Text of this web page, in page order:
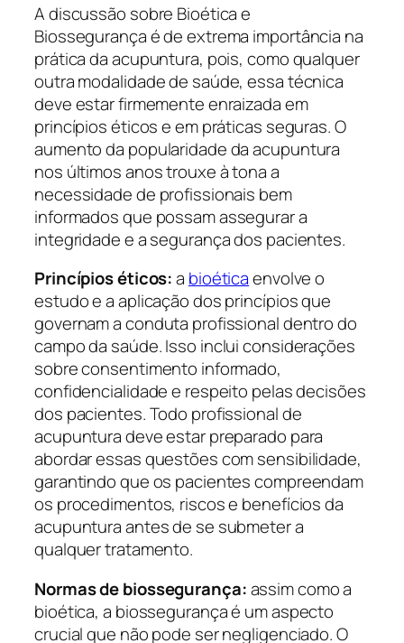
A discussão sobre Bioética e
Biossegurança é de extrema importância na
prática da acupuntura, pois, como qualquer
outra modalidade de saúde, essa técnica
deve estar firmemente enraizada em
princípios éticos e em práticas seguras. O
aumento da popularidade da acupuntura
nos últimos anos trouxe à tona a
necessidade de profissionais bem
informados que possam assegurar a
integridade e a segurança dos pacientes.
Princípios éticos:a bioéticaenvolve o
estudo e a aplicação dos princípios que
governam a conduta profissional dentro do
campo da saúde. Isso inclui considerações
sobre consentimento informado,
confidencialidade e respeito pelas decisões
dos pacientes. Todo profissional de
acupuntura deve estar preparado para
abordar essas questões com sensibilidade,
garantindo que os pacientes compreendam
os procedimentos, riscos e benefícios da
acupuntura antes de se submeter a
qualquer tratamento.
Normas de biossegurança:assim como a
bioética, a biossegurança é um aspecto
crucial que não pode ser negligenciado. O